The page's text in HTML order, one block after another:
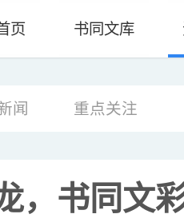
页 书同文库
闻 重点关注
，书同文